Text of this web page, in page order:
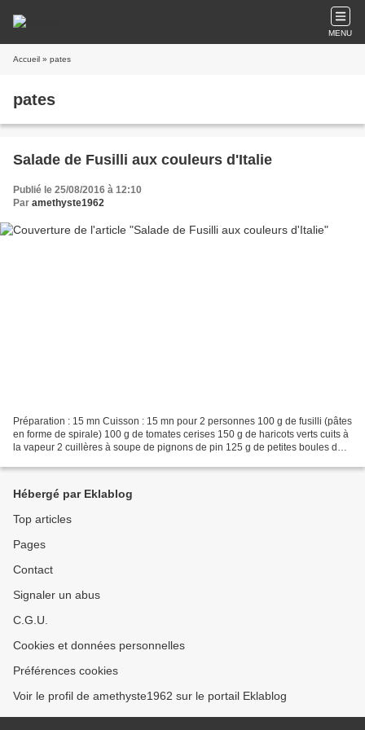
MENU
Accueil » pates
pates
Salade de Fusilli aux couleurs d'Italie
Publié le 25/08/2016 à 12:10
Par amethyste1962
Préparation : 15 mn Cuisson : 15 mn pour 2 personnes 100 g de fusilli (pâtes
en forme de spirale) 100 g de tomates cerises 150 g de haricots verts cuits à
la vapeur 2 cuillères à soupe de pignons de pin 125 g de petites boules de
Hébergé par Eklablog
Top articles
Pages
Contact
Signaler un abus
C.G.U.
Cookies et données personnelles
Préférences cookies
Voir le profil de amethyste1962 sur le portail Eklablog